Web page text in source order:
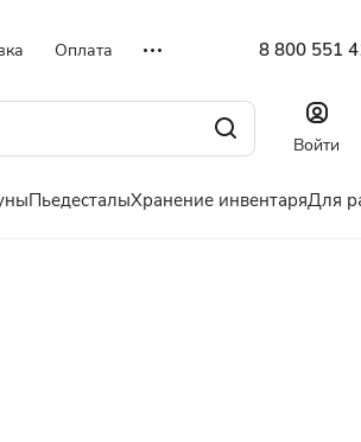
Оплата 8 800 551
Войти
ПьедесталыХранение инвентаряДля